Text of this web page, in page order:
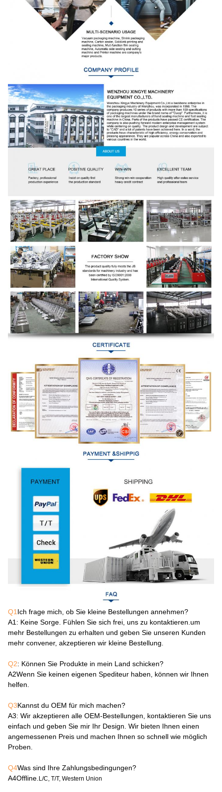
Q1 Ich frage mich, ob Sie kleine Bestellungen annehmen?
A1 : Keine Sorge. Fühlen Sie sich frei, uns zu kontaktieren.um
mehr Bestellungen zu erhalten und geben Sie unseren Kunden
mehr convener, akzeptieren wir kleine Bestellung.
Q2: Können Sie Produkte in mein Land schicken?
A2Wenn Sie keinen eigenen Spediteur haben, können wir Ihnen
helfen.
Q3Kannst du OEM für mich machen?
A3: Wir akzeptieren alle OEM-Bestellungen, kontaktieren Sie uns
einfach und geben Sie mir Ihr Design. Wir bieten Ihnen einen
angemessenen Preis und machen Ihnen so schnell wie möglich
Proben.
Q4Was sind Ihre Zahlungsbedingungen?
A4Offline. L/C, T/T, Western Union